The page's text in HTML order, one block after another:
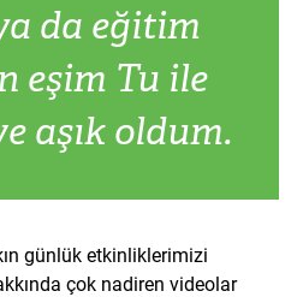
da eğitim
eşim Tu ile
aşık oldum.
günlük etkinliklerimizi
çok nadiren videolar